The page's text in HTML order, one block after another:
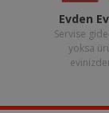
Evden
Servise
yoksa